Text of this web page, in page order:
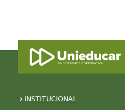
INSTITUCIONAL